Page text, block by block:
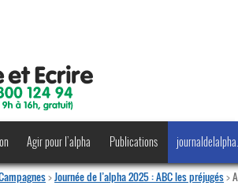
Agir pour l’alpha Publications
>Journée de l’alpha 2025 : ABC les préjugés>